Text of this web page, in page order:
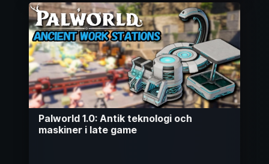
Palworld 1.0: Antik teknologi och
maskiner i late game